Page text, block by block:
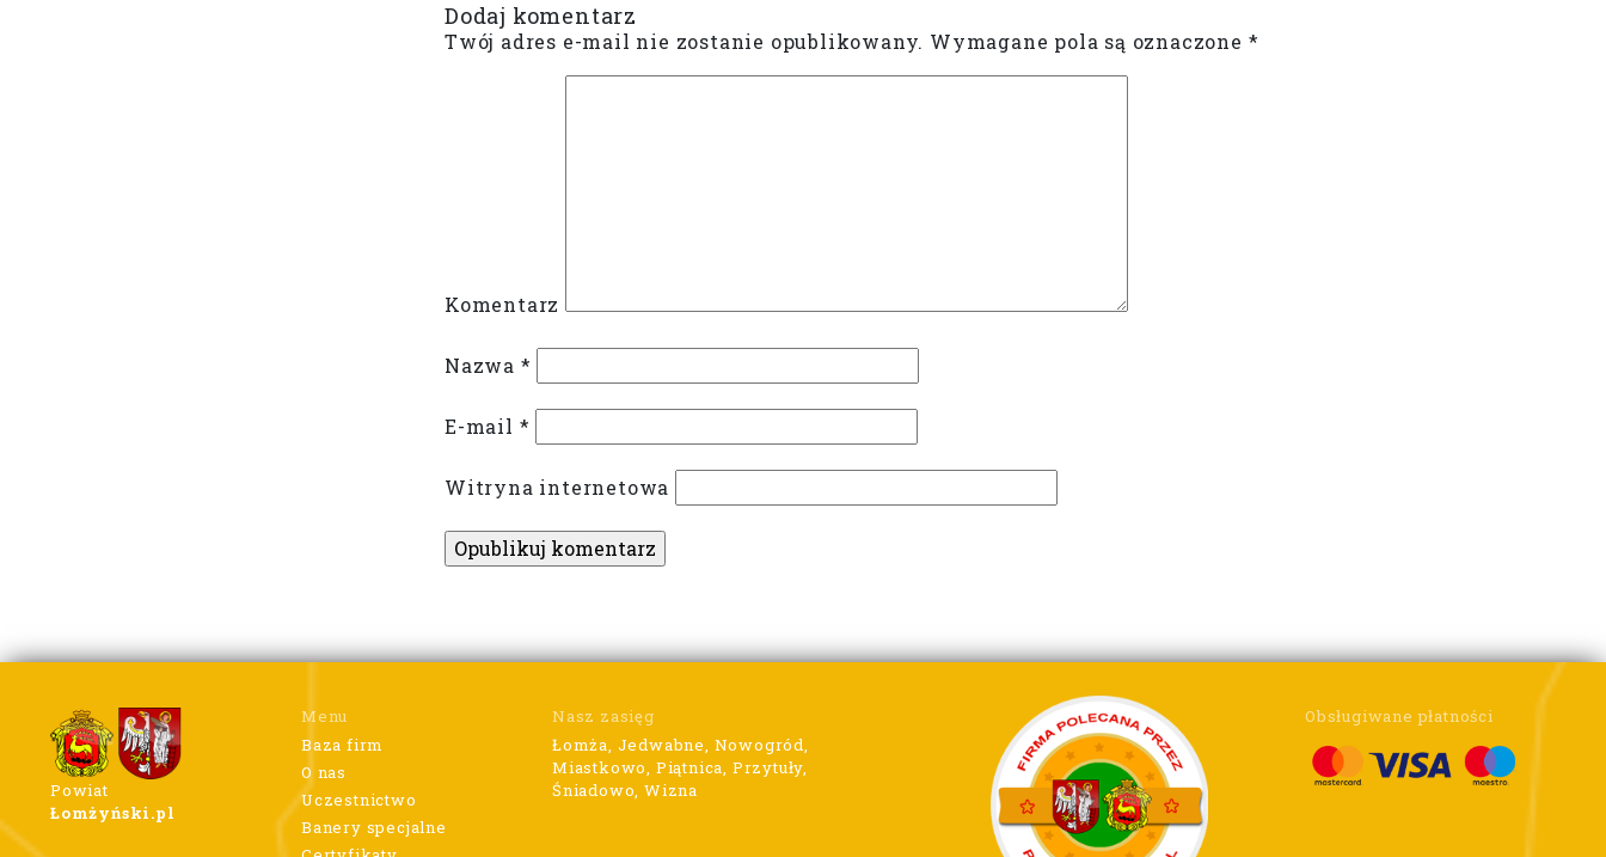
Dodaj komentarz
Twój adres e-mail nie zostanie opublikowany. Wymagane pola są oznaczone *
Komentarz
Nazwa *
E-mail *
Witryna internetowa
Powiat
Łomżyński.pl
Menu
Baza firm
O nas
Uczestnictwo
Banery specjalne
Nasz zasięg
Łomża, Jedwabne, Nowogród,
Miastkowo, Piątnica, Przytuły,
Śniadowo, Wizna
Obsługiwane płatności